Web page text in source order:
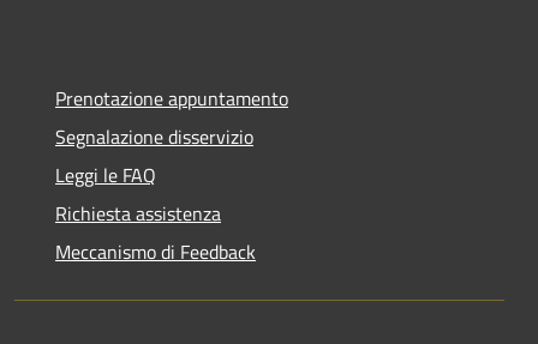
Prenotazione appuntamento
Segnalazione disservizio
Leggi le FAQ
Richiesta assistenza
Meccanismo di Feedback